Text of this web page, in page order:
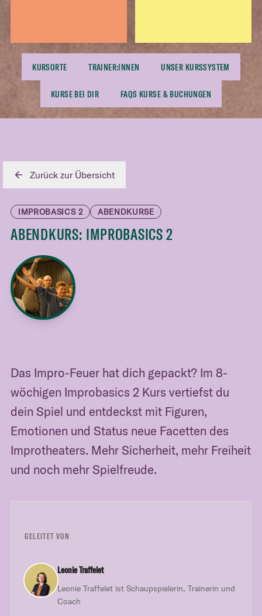
KURSORTE TRAINER:INNEN UNSER KURSSYSTEM
KURSE BEI DIR FAQS KURSE & BUCHUNGEN
Zurück zur Übersicht
IMPROBASICS 2 ABENDKURSE
ABENDKURS: IMPROBASICS 2
Das Impro-Feuer hat dich gepackt? Im 8-
wöchigen Improbasics 2 Kurs vertiefst du
dein Spiel und entdeckst mit Figuren,
Emotionen und Status neue Facetten des
Improtheaters. Mehr Sicherheit, mehr Freiheit
und noch mehr Spielfreude.
GELEITET VON
Leonie Traffelet
Leonie Traffelet ist Schaupspielerin, Trainerin und
Coach